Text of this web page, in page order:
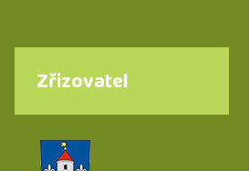
Zřizovatel